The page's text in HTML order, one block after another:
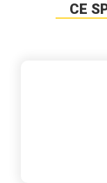
CE